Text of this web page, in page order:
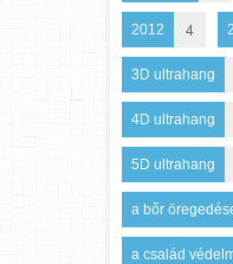
2012 4
3D ultrahang
4D ultrahang
5D ultrahang
a bőr
a család